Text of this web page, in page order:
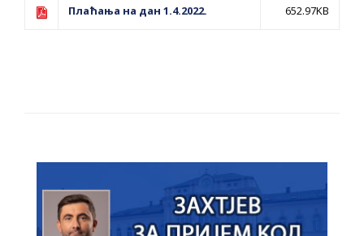
Ујић
Плаћања на дан 1.4.2022. 652.97KB